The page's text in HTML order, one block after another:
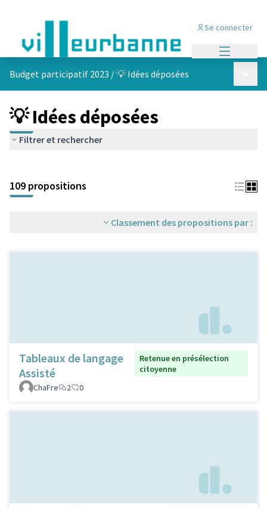
Se connecter
Budget participatif 2023 /💡 Idées déposées
💡 Idées déposées
Filtrer et rechercher
+
−
109 propositions
Classement des propositions par :
Tableaux de langage
Assisté
Retenue en présélection
citoyenne
ChaFre
2 0